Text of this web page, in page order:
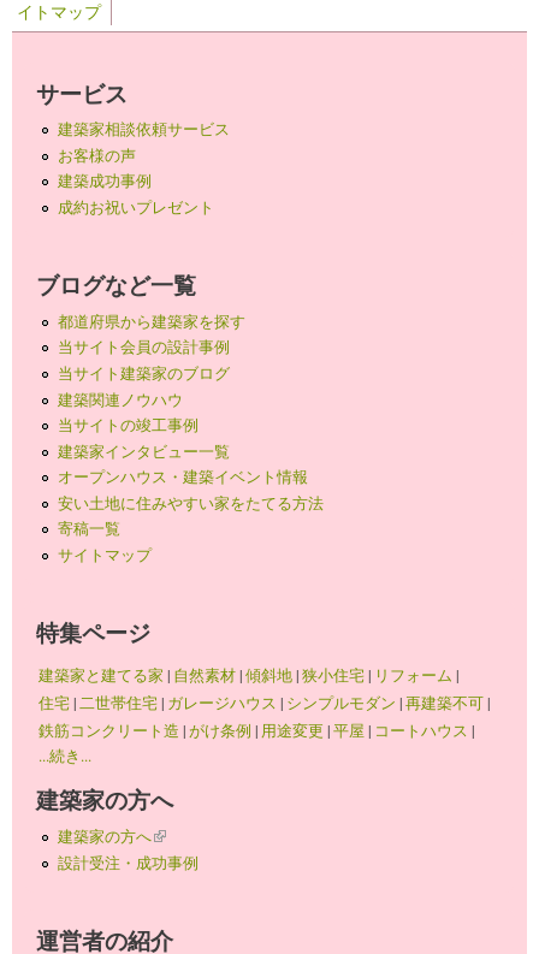
イトマップ
サービス
建築家相談依頼サービス
お客様の声
建築成功事例
成約お祝いプレゼント
ブログなど一覧
都道府県から建築家を探す
当サイト会員の設計事例
当サイト建築家のブログ
建築関連ノウハウ
当サイトの竣工事例
建築家インタビュー一覧
オープンハウス・建築イベント情報
安い土地に住みやすい家をたてる方法
寄稿一覧
サイトマップ
特集ページ
建築家と建てる家 | 自然素材|傾斜地|狭小住宅| リフォーム |
住宅|二世帯住宅| ガレージハウス | シンプルモダン |再建築不可|
鉄筋コンクリート造 |がけ条例 | 用途変更 |平屋 | コートハウス |
...続き...
建築家の方へ
建築家の方へ(link is external)
設計受注・成功事例
運営者の紹介